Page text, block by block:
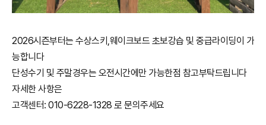
2026시즌부터는 수상스키,웨이크보드 초보강습 및 중급라이딩이 가
능합니다
단성수기 및 주말경우는 오전시간에만 가능한점 참고부탁드립니다
자세한 사항은
고객센터: 010-6228-1328 로 문의주세요